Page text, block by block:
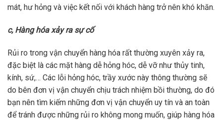
mát, hư hỏng và việc kết nối với khách hàng trở nên khó khăn.
c, Hàng hóa xảy ra sự cố
Rủi ro trong vận chuyển hàng hóa rất thường xuyên xảy ra,
đặc biệt là các mặt hàng dễ hỏng hóc, dễ vỡ như thủy tinh,
kính, sứ,… Các lỗi hỏng hóc, trầy xước này thông thường sẽ
do bên đơn vị vận chuyển chịu trách nhiệm bồi thường, do đó
bạn nên tìm kiếm những đơn vị vận chuyển uy tín và an toàn
để tránh được những rủi ro không mong muốn, giúp hàng hóa